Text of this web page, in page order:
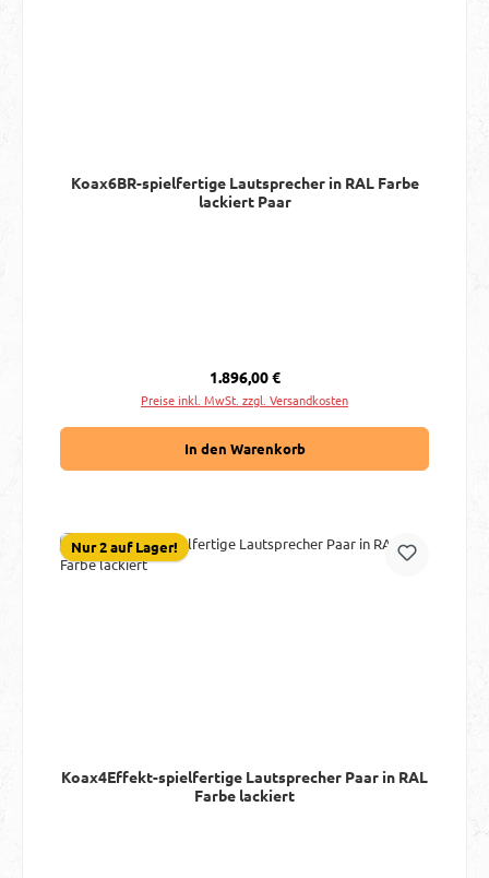
Koax6BR-spielfertige Lautsprecher in RAL Farbe
lackiert Paar
Regulärer Preis:
1.896,00 €
Preise inkl. MwSt. zzgl. Versandkosten
In den Warenkorb
Nur 2 auf Lager!
Koax4Effekt-spielfertige Lautsprecher Paar in RAL
Farbe lackiert